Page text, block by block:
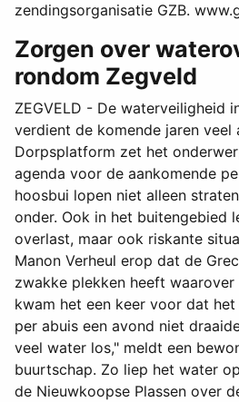
zendingsorganisatie GZB.
Zorgen over
rondom Zegveld
ZEGVELD - De waterveiligheid
verdient de komende jaren veel
Dorpsplatform zet het
agenda voor de aankomende
hoosbui lopen niet alleen
onder. Ook in het buitengebied
overlast, maar ook riskante
Manon Verheul erop dat de
zwakke plekken heeft
kwam het een keer voor dat
per abuis een avond niet
veel water los," meldt een
buurtschap. Zo liep het water
de Nieuwkoopse Plassen over